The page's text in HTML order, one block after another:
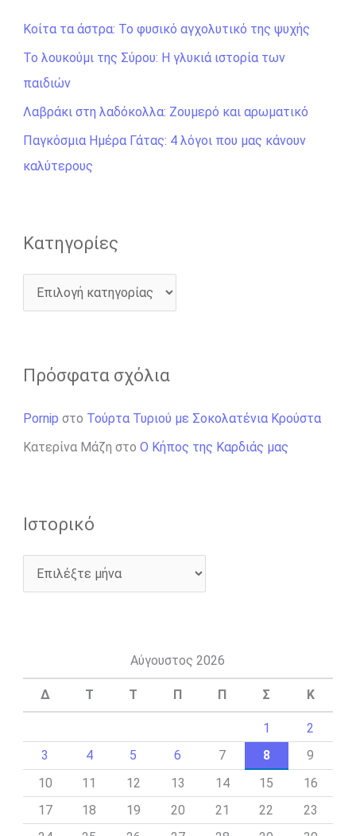
τ
η
σ
η
γ
ι
Κοίτα τα άστρα: Το φυσικό αγχολυτικό της ψυχής
Το λουκούμι της Σύρου: Η γλυκιά ιστορία των
παιδιών
Λαβράκι στη λαδόκολλα: Ζουμερό και αρωματικό
Παγκόσμια Ημέρα Γάτας: 4 λόγοι που μας κάνουν
καλύτερους
Kατηγορίες
Πρόσφατα σχόλια
Pornip στο Τούρτα Τυριού με Σοκολατένια Κρούστα
Κατερίνα Μάζη στο Ο Κήπος της Καρδιάς μας
Ιστορικό
Αύγουστος 2026
Δ Τ Τ Π Π Σ Κ
1
2
3
4 5 6 7 8
9
10
11 12 13 14 15
16
17
18 19 20 21 22
23